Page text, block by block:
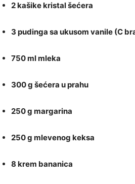
2 kašike kristal šećera
3 pudinga sa ukusom vanile (C
750 ml mleka
300 g šećera u prahu
250 g margarina
250 g mlevenog keksa
8 krem bananica